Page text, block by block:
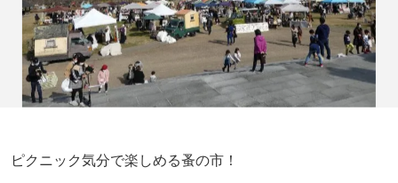
ピクニック気分で楽しめる蚤の市！